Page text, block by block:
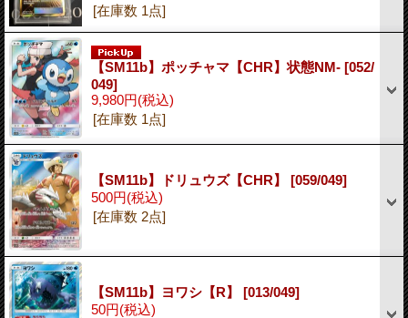
[在庫数 1点]
【SM11b】ポッチャマ【CHR】状態NM- [052/
049]
9,980円(税込)
[在庫数 1点]
【SM11b】ドリュウズ【CHR】 [059/049]
500円(税込)
[在庫数 2点]
【SM11b】ヨワシ【R】 [013/049]
50円(税込)